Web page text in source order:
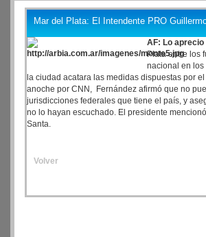
Mar del Plata: El Intendente PRO
AF: Lo
Plata entre los
nacional en los
la ciudad acatara las medidas dispuestas por
anoche por CNN, Fernández afirmó que no
jurisdicciones federales que tiene el país, y
no lo hayan escuchado. El presidente
Santa.
Volver